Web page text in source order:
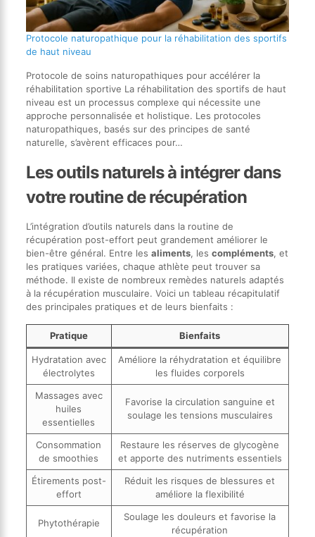
Protocole naturopathique pour la réhabilitation des sportifs
de haut niveau
Protocole de soins naturopathiques pour accélérer la
réhabilitation sportive La réhabilitation des sportifs de haut
niveau est un processus complexe qui nécessite une
approche personnalisée et holistique. Les protocoles
naturopathiques, basés sur des principes de santé
naturelle, s’avèrent efficaces pour…
Les outils naturels à intégrer dans
votre routine de récupération
L’intégration d’outils naturels dans la routine de
récupération post-effort peut grandement améliorer le
bien-être général. Entre les aliments, les compléments, et
les pratiques variées, chaque athlète peut trouver sa
méthode. Il existe de nombreux remèdes naturels adaptés
à la récupération musculaire. Voici un tableau récapitulatif
des principales pratiques et de leurs bienfaits :
Pratique Bienfaits
Hydratation avec
électrolytes
Améliore la réhydratation et équilibre
les fluides corporels
Massages avec
huiles
essentielles
Favorise la circulation sanguine et
soulage les tensions musculaires
Consommation
de smoothies
Restaure les réserves de glycogène
et apporte des nutriments essentiels
Étirements post-
effort
Réduit les risques de blessures et
améliore la flexibilité
Phytothérapie
Soulage les douleurs et favorise la
récupération